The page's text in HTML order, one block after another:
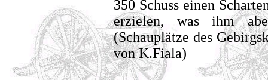
350 Schuss einen
erzielen, was ihm
(Schauplätze des
von K.Fiala)